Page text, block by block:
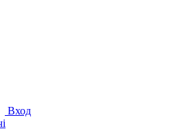
Вход